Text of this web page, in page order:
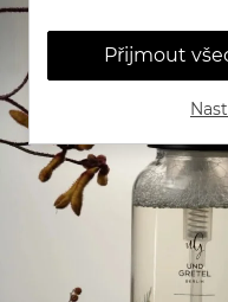
Přijmout